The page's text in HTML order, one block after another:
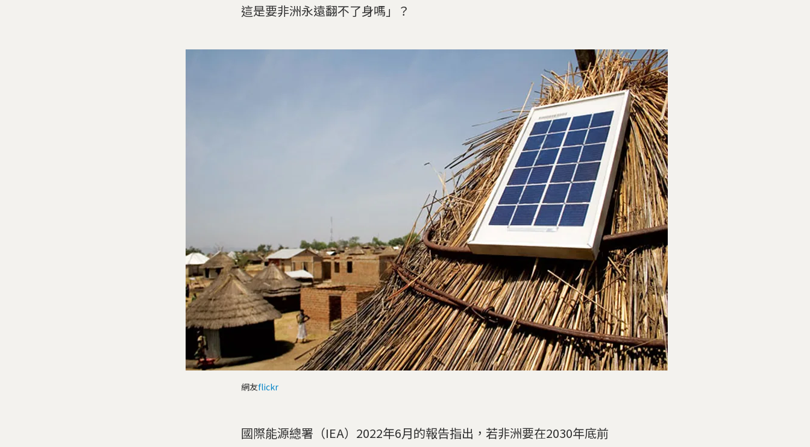
這是要非洲永遠翻不了身嗎」？
網友flickr
國際能源總署（IEA）2022年6月的報告指出，若非洲要在2030年底前